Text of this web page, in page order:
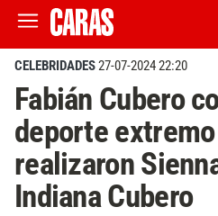
CELEBRIDADES27-07-2024 22:20
Fabián Cubero
deporte
realizaron
Indiana Cubero